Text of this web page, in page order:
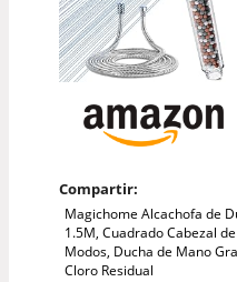
Compartir:
Magichome Alcachofa de
1.5M, Cuadrado Cabezal
Modos, Ducha de Mano
Cloro Residual